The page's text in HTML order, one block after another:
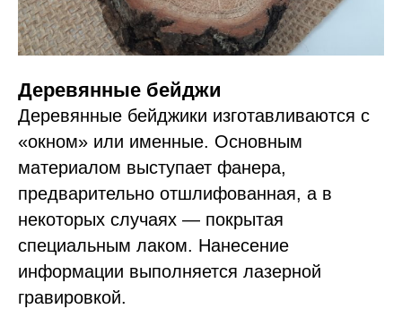
Деревянные бейджи
Деревянные бейджики изготавливаются с
«окном» или именные. Основным
материалом выступает фанера,
предварительно отшлифованная, а в
некоторых случаях — покрытая
специальным лаком. Нанесение
информации выполняется лазерной
гравировкой.